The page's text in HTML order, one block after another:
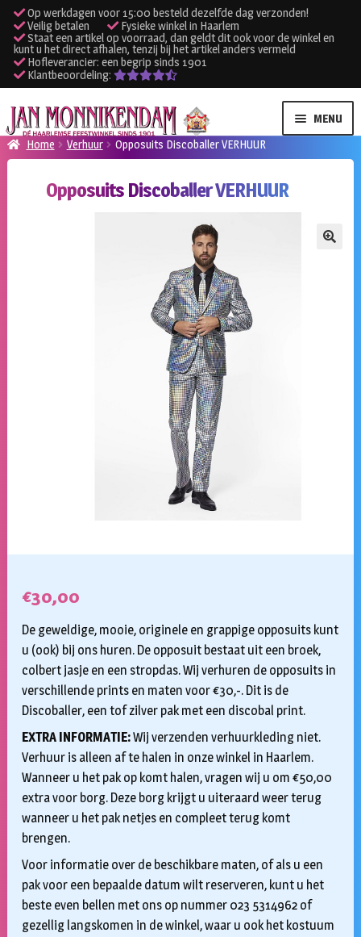
Op werkdagen voor 15:00 besteld dezelfde dag verzonden!
Veilig betalen
Fysieke winkel in Haarlem
Staat een artikel op voorraad, dan geldt dit ook voor de winkel en
kunt u het direct afhalen, tenzij bij het artikel anders vermeld
Hofleverancier: een begrip sinds 1901
Klantbeoordeling:
Ga
door
naar
Ga
naar
de
MENU
Home Verhuur Opposuits Discoballer VERHUUR
Opposuits Discoballer VERHUUR
€30,00
De geweldige, mooie, originele en grappige opposuits kunt
u (ook) bij ons huren. De opposuit bestaat uit een broek,
colbert jasje en een stropdas. Wij verhuren de opposuits in
verschillende prints en maten voor €30,-. Dit is de
Discoballer, een tof zilver pak met een discobal print.
EXTRA INFORMATIE:Wij verzenden verhuurkleding niet.
Verhuur is alleen af te halen in onze winkel in Haarlem.
Wanneer u het pak op komt halen, vragen wij u om €50,00
extra voor borg. Deze borg krijgt u uiteraard weer terug
wanneer u het pak netjes en compleet terug komt
brengen.
Voor informatie over de beschikbare maten, of als u een
pak voor een bepaalde datum wilt reserveren, kunt u het
beste even bellen met ons op nummer 023 5314962 of
gezellig langskomen in de winkel, waar u ook het kostuum